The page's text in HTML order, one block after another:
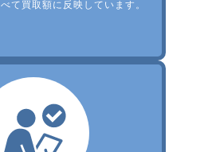
て買取額に反映しています。